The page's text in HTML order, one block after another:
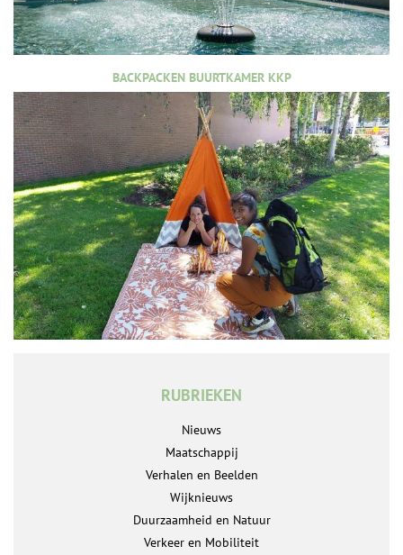
BACKPACKEN BUURTKAMER KKP
RUBRIEKEN
Nieuws
Maatschappij
Verhalen en Beelden
Wijknieuws
Duurzaamheid en Natuur
Verkeer en Mobiliteit